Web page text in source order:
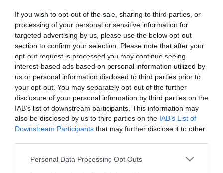
If you wish to opt-out of the sale, sharing to third parties, or
processing of your personal or sensitive information for
targeted advertising by us, please use the below opt-out
section to confirm your selection. Please note that after your
opt-out request is processed you may continue seeing
interest-based ads based on personal information utilized by
us or personal information disclosed to third parties prior to
your opt-out. You may separately opt-out of the further
disclosure of your personal information by third parties on the
IAB’s list of downstream participants. This information may
also be disclosed by us to third parties on the IAB’s List of
Downstream Participants that may further disclose it to other
Please note that this website/app uses one or more Google
Personal Data Processing Opt Outs
Το FANVIL PRIME BUSINESS IP PHONE V62 PRO είναι ένα
επαγγελματικό IP τηλέφωνο που διαθέτει έγχρωμη
οθόνη HD και ενισχυμένο Bluetooth handset, με
προγραμματιζόμενα πλήκτρα, για μεγαλύτερη
παραγωγικότητα.
SKU:02-10-0216
Κωδικός Kατασκευαστή:V62 PRO
Fanvil